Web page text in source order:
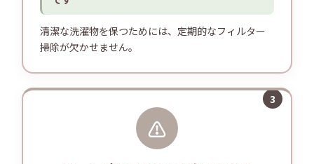
清潔な洗濯物を保つためには、定期的なフィルター
掃除が欠かせません。
3
⚠